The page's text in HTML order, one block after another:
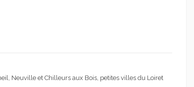
Neuville et Chilleurs aux Bois, petites villes du Loiret